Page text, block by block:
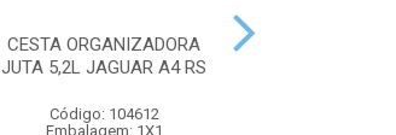
CESTA ORGANIZADORA
JUTA 5,2L JAGUAR A4 RS
Código: 104612
Embalagem: 1X1